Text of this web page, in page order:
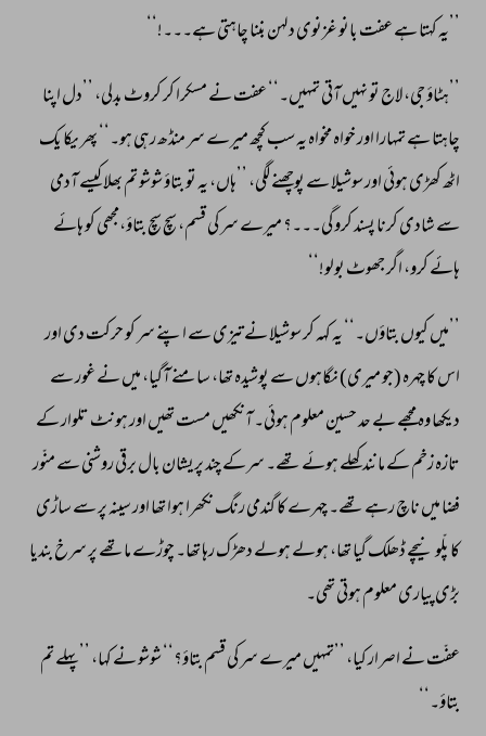
’’یہ کہتا ہے عفت بانو غزنوی دلہن بننا چاہتی ہے۔۔۔!‘‘
’’ہٹاؤ جی، لاج تو نہیں آتی تمہیں۔‘‘ عفت نے مسکرا کر کروٹ بدلی، ’’دل اپنا
چاہتا ہے تمہارا اور خواہ مخواہ یہ سب کچھ میرے سر منڈھ رہی ہو۔‘‘ پھر یکا یک
اٹھ کھڑی ہوئی اور سوشیلا سے پوچھنے لگی، ’’ہاں، یہ تو بتاؤ شوشو تم بھلا کیسے آدمی
سے شادی کرنا پسند کرو گی۔۔۔؟ میرے سر کی قسم، سچ سچ بتاؤ،مجھی کو ہائے
ہائے کرو، اگر جھوٹ بولو!‘‘
’’میں کیوں بتاؤں۔‘‘ یہ کہہ کر سوشیلا نے تیزی سے اپنے سر کو حرکت دی اور
اس کا چہرہ (جو میری) نگاہوں سے پوشیدہ تھا، سامنے آگیا، میں نے غور سے
دیکھا وہ مجھے بے حد حسین معلوم ہوئی۔ آنکھیں مست تھیں اور ہونٹ تلوار کے
تازہ زخم کے مانند کھلے ہوئے تھے۔ سرکے چند پریشان بال برقی روشنی سے منّور
فضا میں ناچ رہے تھے۔ چہرے کا گندمی رنگ نکھرا ہوا تھا اور سینہ پر سے ساڑی
کا پلّو نیچے ڈھلک گیا تھا، ہولے ہولے دھڑک رہا تھا۔ چوڑے ماتھے پر سرخ بندیا
بڑی پیاری معلوم ہوتی تھی۔
عفّت نے اصرار کیا، ’’تمہیں میرے سر کی قسم بتاؤ؟‘‘ شوشو نے کہا، ’’پہلے تم
بتاؤ۔‘‘